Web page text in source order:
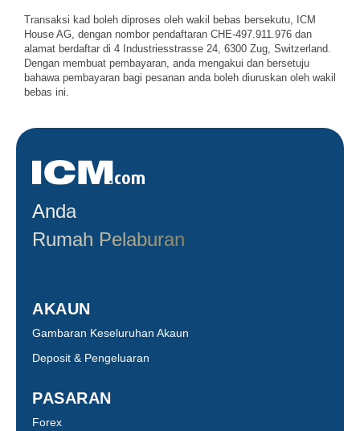
Transaksi kad boleh diproses oleh wakil bebas bersekutu, ICM
House AG, dengan nombor pendaftaran CHE-497.911.976 dan
alamat berdaftar di 4 Industriesstrasse 24, 6300 Zug, Switzerland.
Dengan membuat pembayaran, anda mengakui dan bersetuju
bahawa pembayaran bagi pesanan anda boleh diuruskan oleh wakil
bebas ini.
Anda
Rumah Pelaburan
AKAUN
Gambaran Keseluruhan Akaun
Deposit & Pengeluaran
PASARAN
Forex